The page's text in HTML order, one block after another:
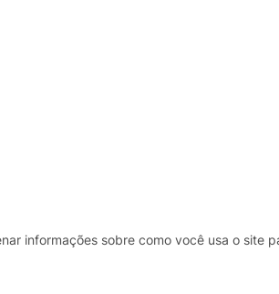
informações sobre como você usa o site